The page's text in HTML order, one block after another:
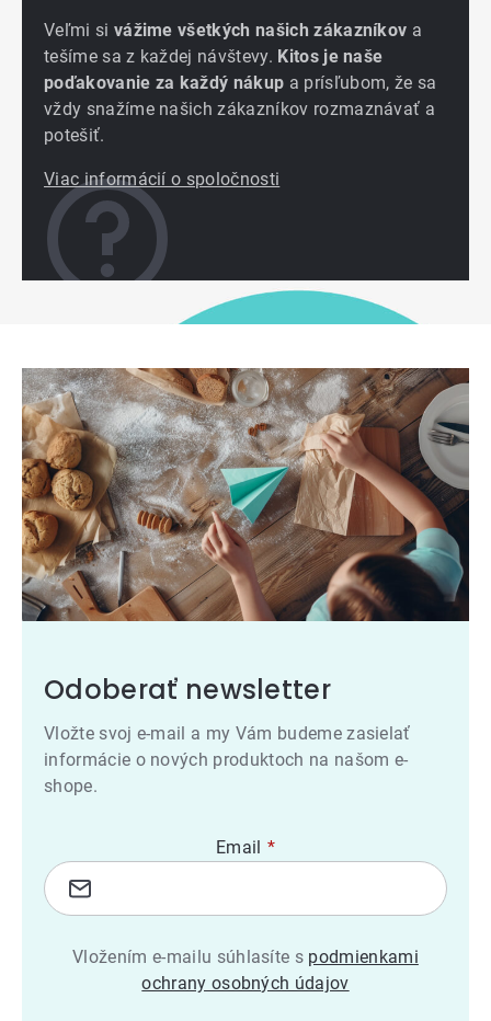
Veľmi si vážime všetkých našich zákazníkov a
tešíme sa z každej návštevy. Kitos je naše
poďakovanie za každý nákup a prísľubom, že sa
vždy snažíme našich zákazníkov rozmaznávať a
potešiť.
Viac informácií o spoločnosti
Odoberať newsletter
Vložte svoj e-mail a my Vám budeme zasielať
informácie o nových produktoch na našom e-
shope.
Email
Vložením e-mailu súhlasíte s podmienkami
ochrany osobných údajov